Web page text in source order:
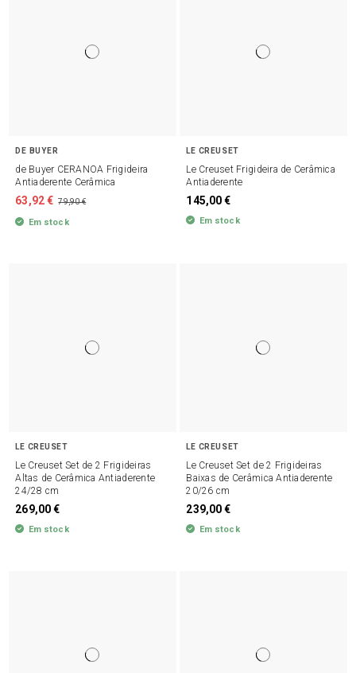
DE BUYER
de Buyer CERANOA Frigideira
Antiaderente Cerâmica
63,92 € 79,90 €
Em stock
LE CREUSET
Le Creuset Frigideira de Cerâmica
Antiaderente
145,00 €
Em stock
LE CREUSET
Le Creuset Set de 2 Frigideiras
Altas de Cerâmica Antiaderente
24/28 cm
269,00 €
Em stock
LE CREUSET
Le Creuset Set de 2 Frigideiras
Baixas de Cerâmica Antiaderente
20/26 cm
239,00 €
Em stock